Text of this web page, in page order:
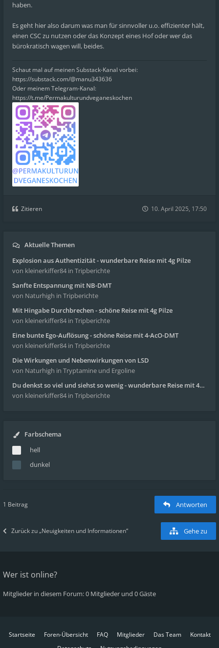
haben.
Es geht hier also darum was man für sinnvoller u.o. effizienter hält,
einen CSC zu nutzen oder das Konzept eines Hof oder wer das
bürokratisch wagen will, beides.
Schaut mal auf meinen Substack-Kanal vorbei:
https://substack.com/@manu343636
Oder meinem Telegram-Kanal:
https://t.me/Permakulturundveganeskochen
Zitieren 10. April 2025, 17:50
Aktuelle Themen
Explosion aus Authentizität - wunderbare Reise mit 4g Pilze
von kleinerkiffer84 in Tripberichte
Sanfte Entspannung mit NB-DMT
von Naturhigh in Tripberichte
Mit Hingabe Durchbrechen - schöne Reise mit 4g Pilze
von kleinerkiffer84 in Tripberichte
Eine bunte Ego-Auflösung - schöne Reise mit 4-AcO-DMT
von kleinerkiffer84 in Tripberichte
Die Wirkungen und Nebenwirkungen von LSD
von Naturhigh in Tryptamine und Ergoline
Du denkst so viel und siehst so wenig - wunderbare Reise mit 4g Pilze
von kleinerkiffer84 in Tripberichte
Farbschema
hell
dunkel
1 Beitrag Antworten
Zurück zu „Neuigkeiten und Informationen“ Gehe zu
Wer ist online?
Mitglieder in diesem Forum: 0 Mitglieder und 0 Gäste
Startseite Foren-Übersicht FAQ Mitglieder Das Team
Kontakt